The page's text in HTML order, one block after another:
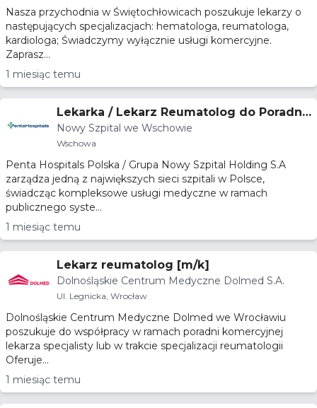
Nasza przychodnia w Świętochłowicach poszukuje lekarzy o
następujących specjalizacjach: hematologa, reumatologa,
kardiologa; Świadczymy wyłącznie usługi komercyjne.
Zaprasz...
1 miesiąc temu
Lekarka / Lekarz Reumatolog do Poradni
Reumatologicznej
Nowy Szpital we Wschowie
Wschowa
Penta Hospitals Polska / Grupa Nowy Szpital Holding S.A
zarządza jedną z największych sieci szpitali w Polsce,
świadcząc kompleksowe usługi medyczne w ramach
publicznego syste...
1 miesiąc temu
Lekarz reumatolog [m/k]
Dolnośląskie Centrum Medyczne Dolmed S.A.
Ul. Legnicka, Wrocław
Dolnośląskie Centrum Medyczne Dolmed we Wrocławiu
poszukuje do współpracy w ramach poradni komercyjnej
lekarza specjalisty lub w trakcie specjalizacji reumatologii
Oferuje...
1 miesiąc temu